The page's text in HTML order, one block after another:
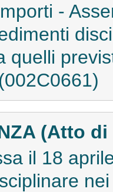
-
quelli
(Atto
il 18